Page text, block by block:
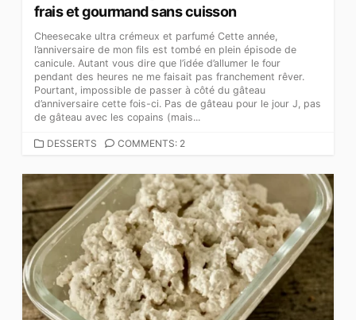
frais et gourmand sans cuisson
Cheesecake ultra crémeux et parfumé Cette année,
l’anniversaire de mon fils est tombé en plein épisode de
canicule. Autant vous dire que l’idée d’allumer le four
pendant des heures ne me faisait pas franchement rêver.
Pourtant, impossible de passer à côté du gâteau
d’anniversaire cette fois-ci. Pas de gâteau pour le jour J, pas
de gâteau avec les copains (mais...
CATEGORIES
DESSERTS COMMENTS: 2